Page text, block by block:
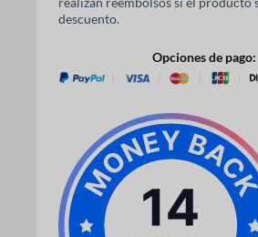
descuento.
Opciones de pago: